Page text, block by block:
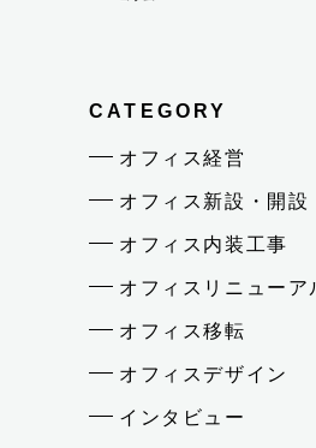
CATEGORY
オフィス経営
オフィス新設・開設
オフィス内装工事
オフィスリニューア
オフィス移転
オフィスデザイン
インタビュー